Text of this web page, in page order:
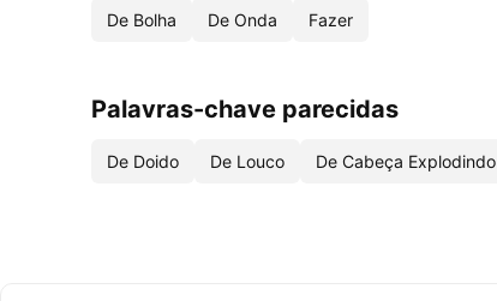
De Bolha De Onda Fazer
Palavras-chave parecidas
De Doido De Louco De Cabeça Explodindo